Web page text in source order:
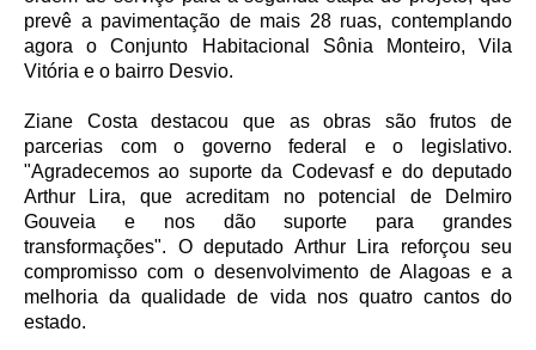
prevê a pavimentação de mais 28 ruas, contemplando
agora o Conjunto Habitacional Sônia Monteiro, Vila
Vitória e o bairro Desvio.
Ziane Costa destacou que as obras são frutos de
parcerias com o governo federal e o legislativo.
"Agradecemos ao suporte da Codevasf e do deputado
Arthur Lira, que acreditam no potencial de Delmiro
Gouveia e nos dão suporte para grandes
transformações". O deputado Arthur Lira reforçou seu
compromisso com o desenvolvimento de Alagoas e a
melhoria da qualidade de vida nos quatro cantos do
estado.